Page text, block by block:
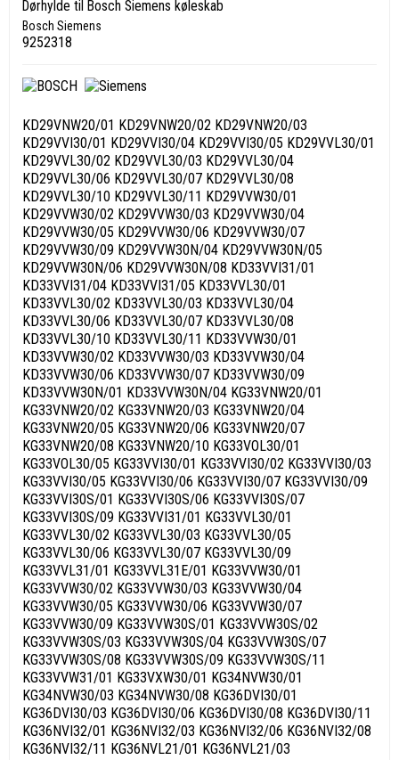
Dørhylde til Bosch Siemens køleskab
Bosch Siemens
9252318
KD29VNW20/01 KD29VNW20/02 KD29VNW20/03
KD29VVI30/01 KD29VVI30/04 KD29VVI30/05 KD29VVL30/01
KD29VVL30/02 KD29VVL30/03 KD29VVL30/04
KD29VVL30/06 KD29VVL30/07 KD29VVL30/08
KD29VVL30/10 KD29VVL30/11 KD29VVW30/01
KD29VVW30/02 KD29VVW30/03 KD29VVW30/04
KD29VVW30/05 KD29VVW30/06 KD29VVW30/07
KD29VVW30/09 KD29VVW30N/04 KD29VVW30N/05
KD29VVW30N/06 KD29VVW30N/08 KD33VVI31/01
KD33VVI31/04 KD33VVI31/05 KD33VVL30/01
KD33VVL30/02 KD33VVL30/03 KD33VVL30/04
KD33VVL30/06 KD33VVL30/07 KD33VVL30/08
KD33VVL30/10 KD33VVL30/11 KD33VVW30/01
KD33VVW30/02 KD33VVW30/03 KD33VVW30/04
KD33VVW30/06 KD33VVW30/07 KD33VVW30/09
KD33VVW30N/01 KD33VVW30N/04 KG33VNW20/01
KG33VNW20/02 KG33VNW20/03 KG33VNW20/04
KG33VNW20/05 KG33VNW20/06 KG33VNW20/07
KG33VNW20/08 KG33VNW20/10 KG33VOL30/01
KG33VOL30/05 KG33VVI30/01 KG33VVI30/02 KG33VVI30/03
KG33VVI30/05 KG33VVI30/06 KG33VVI30/07 KG33VVI30/09
KG33VVI30S/01 KG33VVI30S/06 KG33VVI30S/07
KG33VVI30S/09 KG33VVI31/01 KG33VVL30/01
KG33VVL30/02 KG33VVL30/03 KG33VVL30/05
KG33VVL30/06 KG33VVL30/07 KG33VVL30/09
KG33VVL31/01 KG33VVL31E/01 KG33VVW30/01
KG33VVW30/02 KG33VVW30/03 KG33VVW30/04
KG33VVW30/05 KG33VVW30/06 KG33VVW30/07
KG33VVW30/09 KG33VVW30S/01 KG33VVW30S/02
KG33VVW30S/03 KG33VVW30S/04 KG33VVW30S/07
KG33VVW30S/08 KG33VVW30S/09 KG33VVW30S/11
KG33VVW31/01 KG33VXW30/01 KG34NVW30/01
KG34NVW30/03 KG34NVW30/08 KG36DVI30/01
KG36DVI30/03 KG36DVI30/06 KG36DVI30/08 KG36DVI30/11
KG36NVI32/01 KG36NVI32/03 KG36NVI32/06 KG36NVI32/08
KG36NVI32/11 KG36NVL21/01 KG36NVL21/03